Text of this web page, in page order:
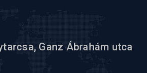
Ganz Ábrahám utca